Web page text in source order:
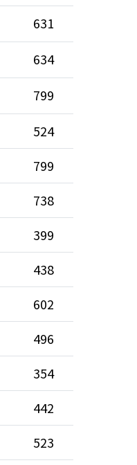
631
634
799
524
799
738
399
438
602
496
354
442
523